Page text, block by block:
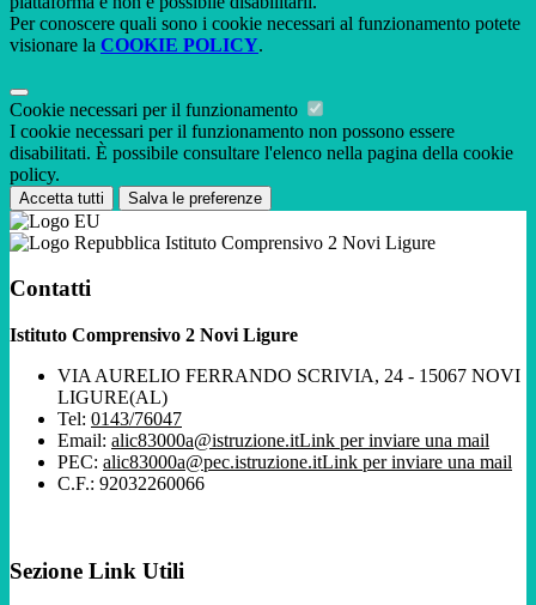
Per conoscere quali sono i cookie necessari al funzionamento potete
visionare la COOKIE POLICY.
Cookie necessari per il funzionamento
I cookie necessari per il funzionamento non possono essere
disabilitati. È possibile consultare l'elenco nella pagina della cookie
policy.
Accetta tutti Salva le preferenze
Istituto Comprensivo 2 Novi Ligure
Contatti
Istituto Comprensivo 2 Novi Ligure
VIA AURELIO FERRANDO SCRIVIA, 24 - 15067 NOVI
LIGURE(AL)
Tel: 0143/76047
Email: alic83000a@istruzione.itLink per inviare una mail
PEC: alic83000a@pec.istruzione.itLink per inviare una mail
C.F.: 92032260066
Sezione Link Utili